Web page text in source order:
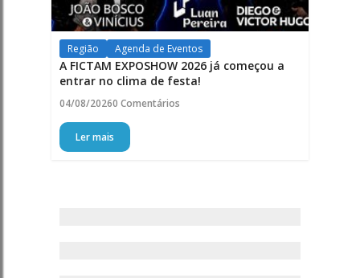
Região Agenda de Eventos
A FICTAM EXPOSHOW 2026 já começou a
entrar no clima de festa!
04/08/20260 Comentários
Ler mais